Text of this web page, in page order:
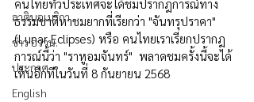
ลาตินอเมริกา
ข่าว อววน.
ประกาศ
English
คนไทยทั่วประเทศจะได้ชมปรากฎการณ์ทาง
ธรรมชาติหาชมยากที่เรียกว่า "จันทรุปราคา"
(Lunar Eclipses) หรือ คนไทยเราเรียกปรากฎ
การณ์นี้ว่า "ราหูอมจันทร์"  พลาดชมครั้งนี้จะได้
เห็นอีกทีในวันที่ 8 กันยายน 2568